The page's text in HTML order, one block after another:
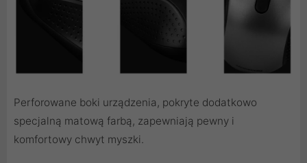
Perforowane boki urządzenia, pokryte dodatkowo
specjalną matową farbą, zapewniają pewny i
komfortowy chwyt myszki.